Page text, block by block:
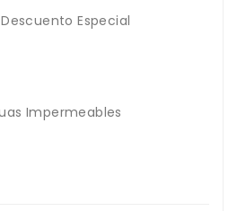
Especial
Impermeables